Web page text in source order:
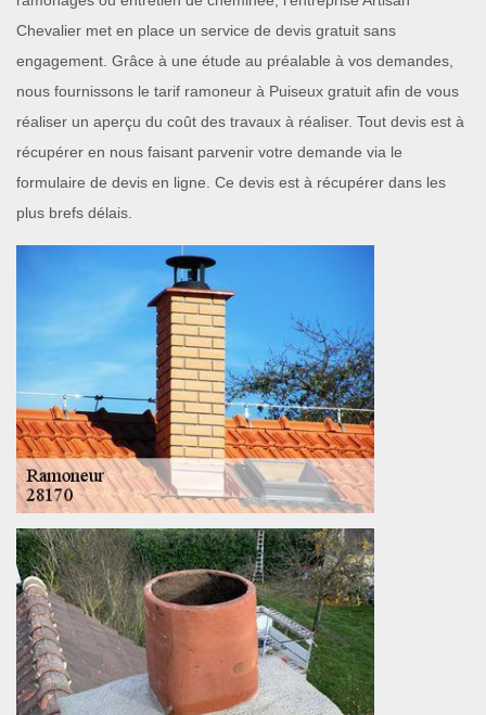
Chevalier met en place un service de devis gratuit sans
engagement. Grâce à une étude au préalable à vos demandes,
nous fournissons le tarif ramoneur à Puiseux gratuit afin de vous
réaliser un aperçu du coût des travaux à réaliser. Tout devis est à
récupérer en nous faisant parvenir votre demande via le
formulaire de devis en ligne. Ce devis est à récupérer dans les
plus brefs délais.